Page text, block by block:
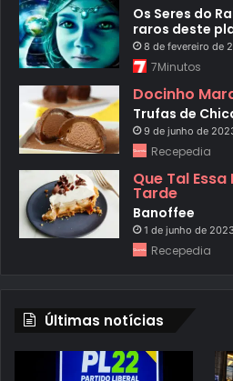
Os Seres do
raros deste
8 de fevereiro de
7Minutos
Docinho
Trufas de
9 de junho de
Recepedia
Que Tal
Tarde
Banoffee
1 de junho de 2023
Recepedia
Últimas notícias